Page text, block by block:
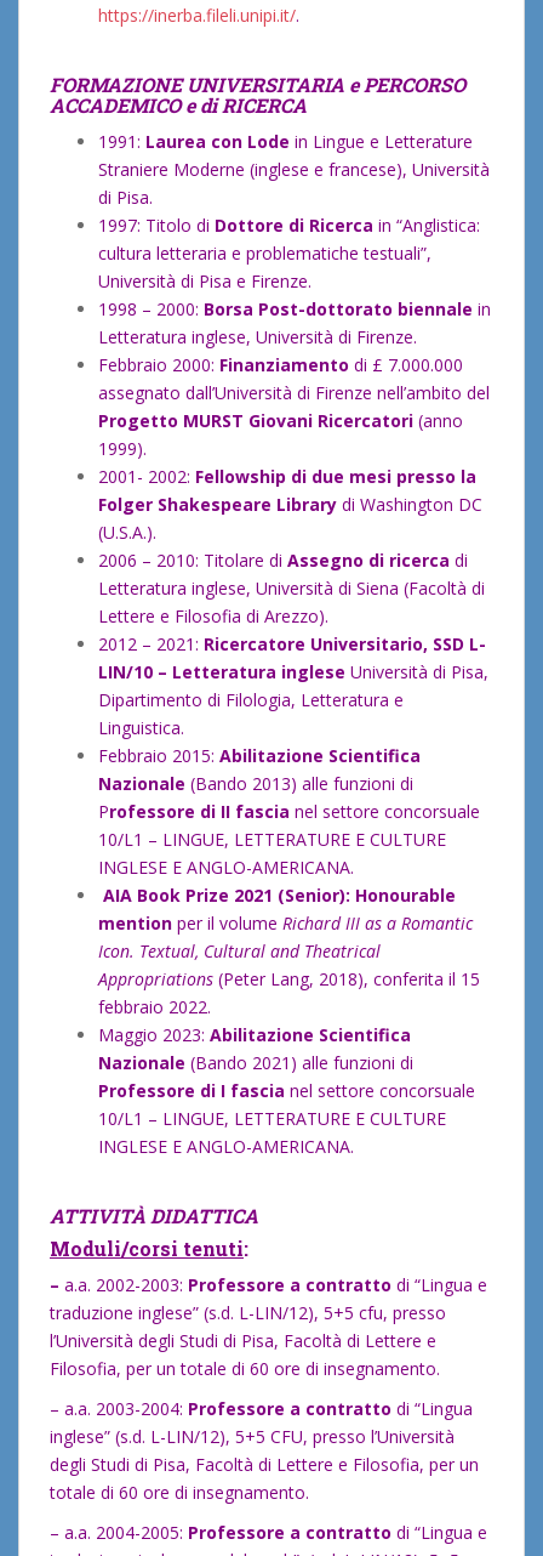
https://inerba.fileli.unipi.it/.
FORMAZIONE UNIVERSITARIA e PERCORSO
ACCADEMICO e di RICERCA
1991: Laurea con Lode in Lingue e Letterature
Straniere Moderne (inglese e francese), Università
di Pisa.
1997: Titolo di Dottore di Ricerca in “Anglistica:
cultura letteraria e problematiche testuali”,
Università di Pisa e Firenze.
1998 – 2000: Borsa Post-dottorato biennale in
Letteratura inglese, Università di Firenze.
Febbraio 2000: Finanziamento di £ 7.000.000
assegnato dall’Università di Firenze nell’ambito del
Progetto MURST Giovani Ricercatori (anno
1999).
2001- 2002: Fellowship di due mesi presso la
Folger Shakespeare Library di Washington DC
(U.S.A.).
2006 – 2010: Titolare di Assegno di ricerca di
Letteratura inglese, Università di Siena (Facoltà di
Lettere e Filosofia di Arezzo).
2012 – 2021: Ricercatore Universitario, SSD L-
LIN/10 – Letteratura inglese Università di Pisa,
Dipartimento di Filologia, Letteratura e
Linguistica.
Febbraio 2015: Abilitazione Scientifica
Nazionale (Bando 2013) alle funzioni di
Professore di II fascia nel settore concorsuale
10/L1 – LINGUE, LETTERATURE E CULTURE
INGLESE E ANGLO-AMERICANA.
AIA Book Prize 2021 (Senior): Honourable
mention per il volume Richard III as a Romantic
Icon. Textual, Cultural and Theatrical
Appropriations (Peter Lang, 2018), conferita il 15
febbraio 2022.
Maggio 2023: Abilitazione Scientifica
Nazionale (Bando 2021) alle funzioni di
Professore di I fascia nel settore concorsuale
10/L1 – LINGUE, LETTERATURE E CULTURE
INGLESE E ANGLO-AMERICANA.
ATTIVITÀ DIDATTICA
Moduli/corsi tenuti:
– a.a. 2002-2003: Professore a contratto di “Lingua e
traduzione inglese” (s.d. L-LIN/12), 5+5 cfu, presso
l’Università degli Studi di Pisa, Facoltà di Lettere e
Filosofia, per un totale di 60 ore di insegnamento.
– a.a. 2003-2004: Professore a contratto di “Lingua
inglese” (s.d. L-LIN/12), 5+5 CFU, presso l’Università
degli Studi di Pisa, Facoltà di Lettere e Filosofia, per un
totale di 60 ore di insegnamento.
– a.a. 2004-2005: Professore a contratto di “Lingua e